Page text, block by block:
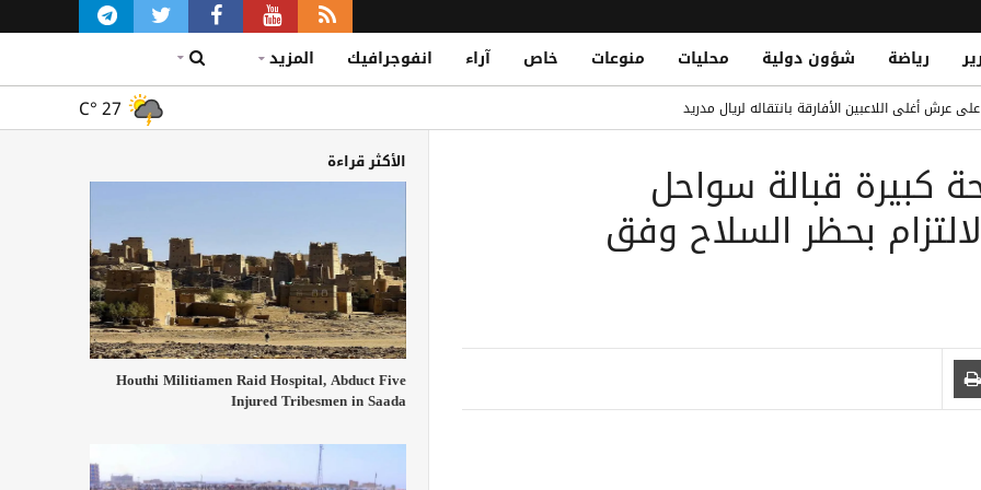
رياضة شؤون دولية محليات منوعات خاص آراء انفوجرافيك المزيد
عرش أغلى اللاعبين الأفارقة بانتقاله لريال مدريد
الشباب في التاريخ.. تعرف على القائمة الكاملة
Yemeni National Fatally Stabbed in
C° 27
كبيرة قبالة سواحل
بحظر السلاح وفق
الأكثر قراءة
Houthi Militiamen Raid Hospital, Abduct Five
Injured Tribesmen in Saada